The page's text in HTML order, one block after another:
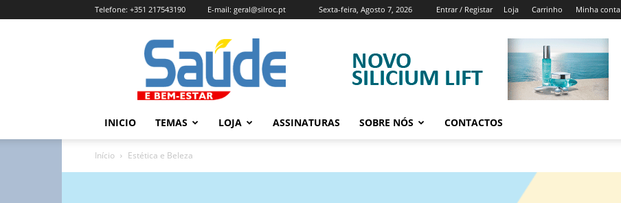
Sexta-feira, Agosto 7, 2026 Entrar / Registar Loja Carrinho Minha conta
Telefone: +351 217543190 E-mail: geral@silroc.pt
Revista
Saúde
e
Bem
Estar
Edição
INICIO TEMAS LOJA ASSINATURAS SOBRE NÓS CONTACTOS
Início Estética e Beleza